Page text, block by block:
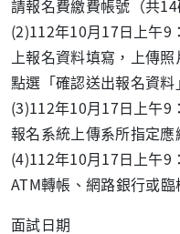
請報名費繳費帳號（共14
(2)112年10月17日上午9
上報名資料填寫，上傳
點選「確認送出報名資
(3)112年10月17日上午9
報名系統上傳系所指定應
(4)112年10月17日上午9
ATM轉帳、網路銀行或臨
面試日期